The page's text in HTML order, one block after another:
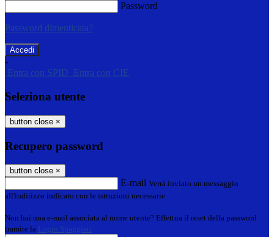
Password
Password dimenticata?
-
Entra con SPID
Entra con CIE
Seleziona utente
button close ×
Recupero password
button close ×
E-mail Verrà inviato un messaggio
all'indirizzo indicato con le istruzioni necessarie.
Non hai una e-mail associata al nome utente? Effettua il reset della password
tramite la Login Spaggiari